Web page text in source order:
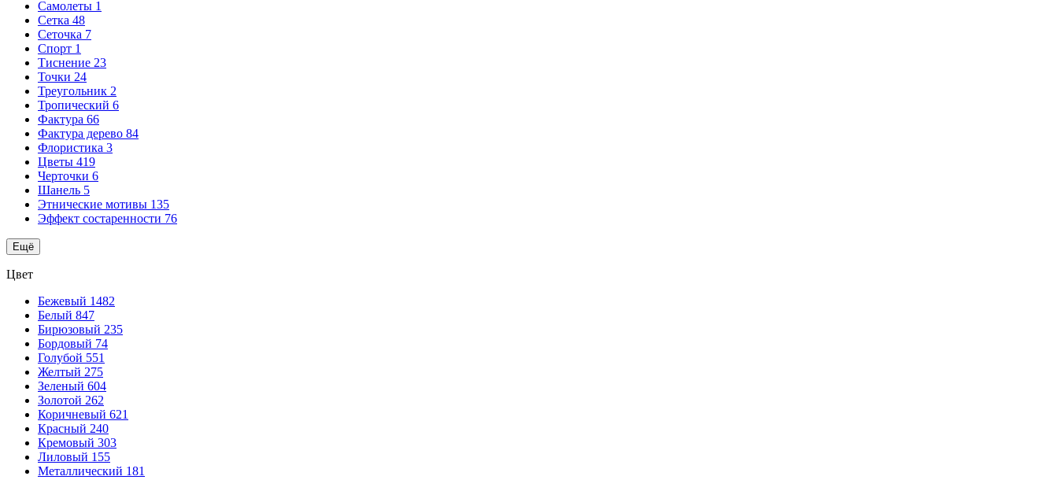
Самолеты 1
Сетка 48
Сеточка 7
Спорт 1
Тиснение 23
Точки 24
Треугольник 2
Тропический 6
Фактура 66
Фактура дерево 84
Флористика 3
Цветы 419
Черточки 6
Шанель 5
Этнические мотивы 135
Эффект состаренности 76
Ещё
Цвет
Бежевый 1482
Белый 847
Бирюзовый 235
Бордовый 74
Голубой 551
Желтый 275
Зеленый 604
Золотой 262
Коричневый 621
Красный 240
Кремовый 303
Лиловый 155
Металлический 181